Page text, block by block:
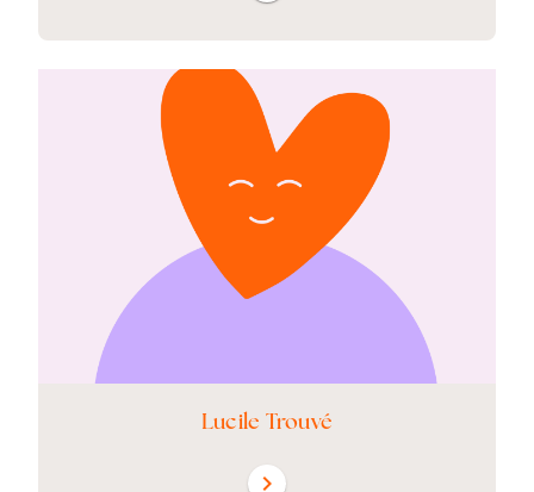
Lucile Trouvé
chevron_right